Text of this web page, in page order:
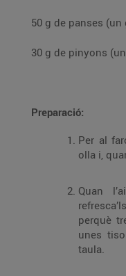
50 g de panses (un
30 g de pinyons
Preparació:
Per al
Quan
refresca’ls
perquè
unes tisores escolares o un
taula.